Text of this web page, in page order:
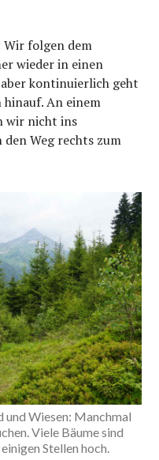
Wir folgen dem
wieder in einen
kontinuierlich geht
hinauf. An einem
wir nicht ins
Weg rechts zum
und Wiesen: Manchmal
Viele Bäume sind
Stellen hoch.